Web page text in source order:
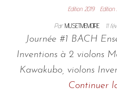
Edition 2019
ParMUSETMEMOIRE 11
Journée #1 BACH
Inventions à 2 violons
Kawakubo, violons
Continuer